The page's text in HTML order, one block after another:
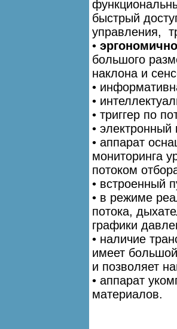
быстрый
управления,
•
большого
наклона и
•
•
• триггер по
•
• аппарат
мониторинга
потоком
• встроенный
• в режиме
потока,
графики
• наличие
имеет
и позволяет
• аппарат
материалов.